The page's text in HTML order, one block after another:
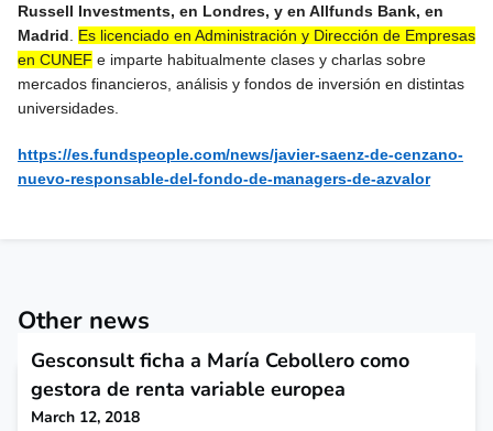
Russell Investments, en Londres, y en Allfunds Bank, en
Madrid
Es licenciado en Administración y Dirección de Empresas
en CUNEF e imparte habitualmente clases y charlas sobre
mercados financieros, análisis y fondos de inversión en distintas
universidades.
https://es.fundspeople.com/news/javier-saenz-de-cenzano-
nuevo-responsable-del-fondo-de-managers-de-azvalor
Other news
Gesconsult ficha a María Cebollero como
gestora de renta variable europea
March 12, 2018